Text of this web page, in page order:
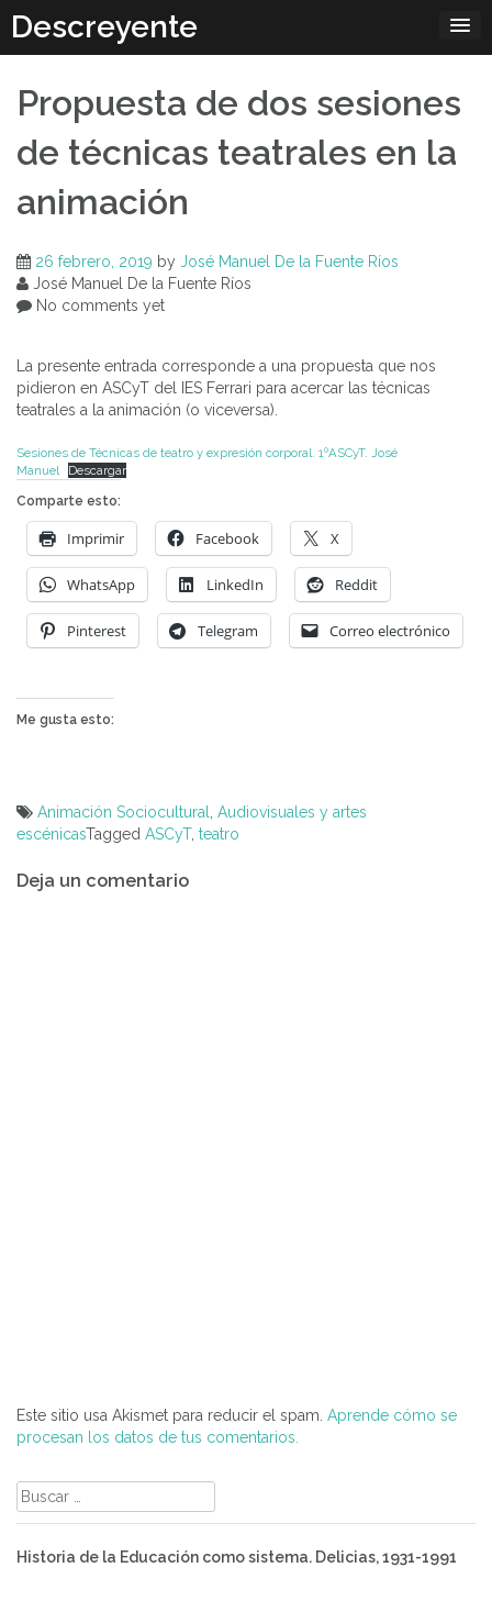
content
Descreyente
Propuesta de dos sesiones
de técnicas teatrales en la
animación
26 febrero, 2019 by José Manuel De la Fuente Ríos
José Manuel De la Fuente Ríos
No comments yet
La presente entrada corresponde a una propuesta que nos
pidieron en ASCyT del IES Ferrari para acercar las técnicas
teatrales a la animación (o viceversa).
Sesiones de Técnicas de teatro y expresión corporal. 1ºASCyT. José
Manuel
Descargar
Comparte esto:
Imprimir Facebook X
WhatsApp LinkedIn Reddit
Pinterest Telegram Correo electrónico
Me gusta esto:
Animación Sociocultural
Audiovisuales y artes
escénicasTagged ASCyT, teatro
de
Deja un comentario
Este sitio usa Akismet para reducir el spam. Aprende cómo se
procesan los datos de tus comentarios.
Buscar:
Historia de la Educación como sistema. Delicias, 1931-1991